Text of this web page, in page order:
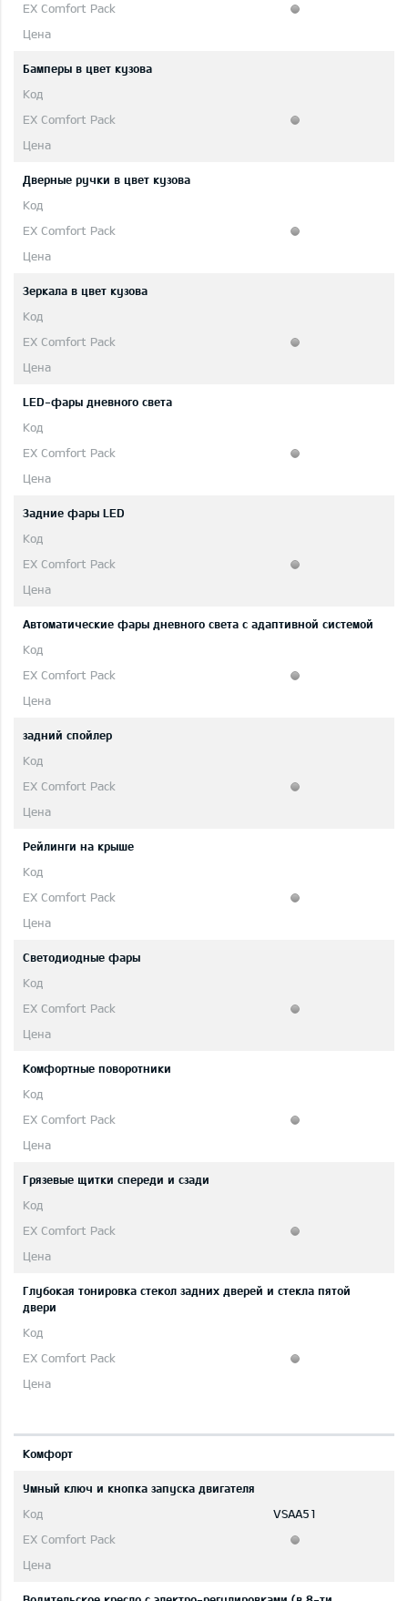
Бамперы в цвет кузова
Дверные ручки в цвет кузова
Зеркала в цвет кузова
LED-фары дневного света
Задние фары LED
Автоматические фары дневного света с адаптивной системой
задний спойлер
Рейлинги на крыше
Светодиодные фары
Комфортные поворотники
Грязевые щитки спереди и сзади
Глубокая тонировка стекол задних дверей и стекла пятой
двери
Комфорт
Умный ключ и кнопка запуска двигателя
VSAA51